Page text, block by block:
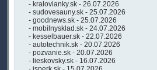
- kralovianky.sk - 26.07.2026
- sudovesauny.sk - 25.07.2026
- goodnews.sk - 25.07.2026
- mobilnysklad.sk - 24.07.2026
- kesselbauer.sk - 22.07.2026
- autotechnik.sk - 20.07.2026
- pozvanie.sk - 20.07.2026
- lieskovsky.sk - 16.07.2026